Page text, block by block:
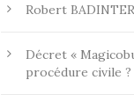
Robert
Décret «
procédure civile ?